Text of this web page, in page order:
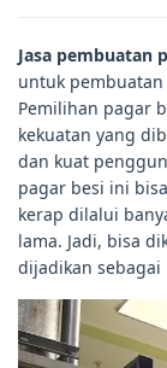
Jasa pembuatan
untuk
Pemilihan pagar
kekuatan yang
dan kuat
pagar besi ini
kerap dilalui
lama. Jadi, bisa
dijadikan sebagai